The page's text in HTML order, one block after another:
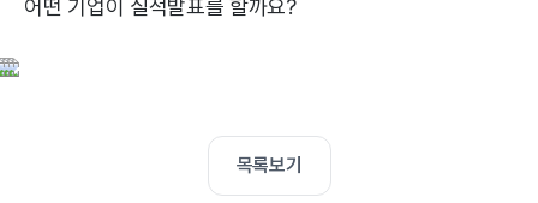
어떤 기업이 실적발표를 할까요?
목록보기